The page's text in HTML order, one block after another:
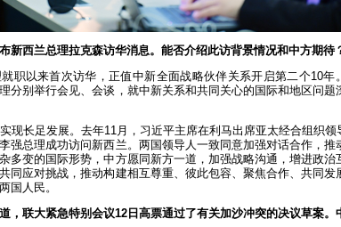
新西兰总理拉克森访华消息。能否介绍此访背景情况和中方期待
职以来首次访华，正值中新全面战略伙伴关系开启第二个10年
分别举行会见、会谈，就中新关系和共同关心的国际和地区问题
现长足发展。去年11月，习近平主席在利马出席亚太经合组织领
强总理成功访问新西兰。两国领导人一致同意加强对话合作，推
多变的国际形势，中方愿同新方一道，加强战略沟通，增进政治
同应对挑战，推动构建相互尊重、彼此包容、聚焦合作、共同发
国人民。
，联大紧急特别会议12日高票通过了有关加沙冲突的决议草案。